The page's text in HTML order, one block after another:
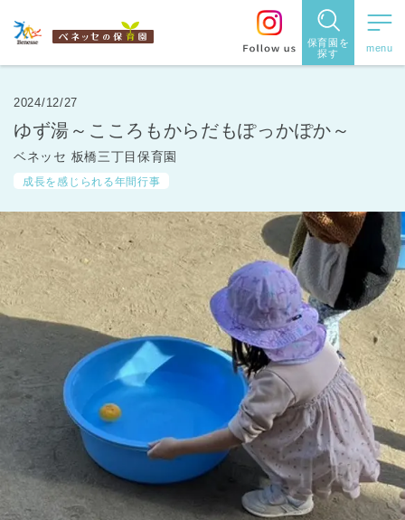
保育園を
探す
保育園を探す
住所・駅
す
都道府県
から探す
東京都 全域
2024/12/27
ゆず湯～こころもからだもぽっかぽか～
ベネッセ 板橋三丁目保育園
成長を感じられる年間行事